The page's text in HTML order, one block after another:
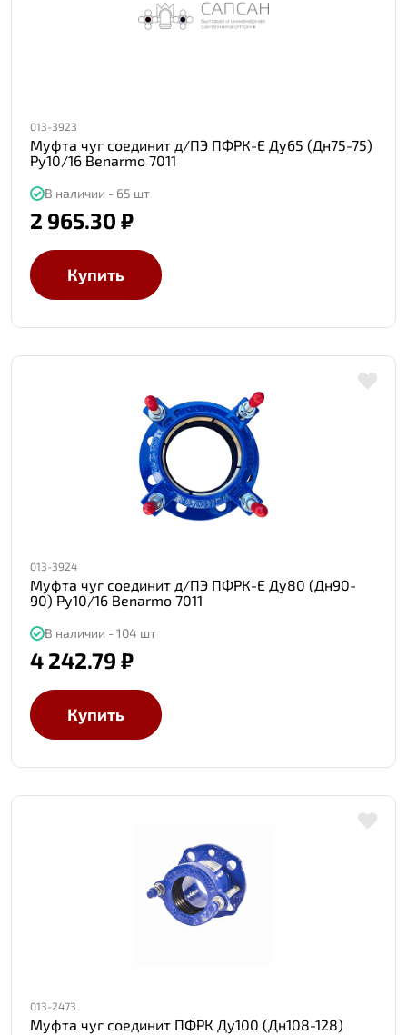
013-3923
Муфта чуг соединит д/ПЭ ПФРК-Е Ду65 (Дн75-75)
Ру10/16 Benarmo 7011
В наличии - 65 шт
2 965.30 ₽
Купить
013-3924
Муфта чуг соединит д/ПЭ ПФРК-Е Ду80 (Дн90-
90) Ру10/16 Benarmo 7011
В наличии - 104 шт
4 242.79 ₽
Купить
013-2473
Муфта чуг соединит ПФРК Ду100 (Дн108-128)